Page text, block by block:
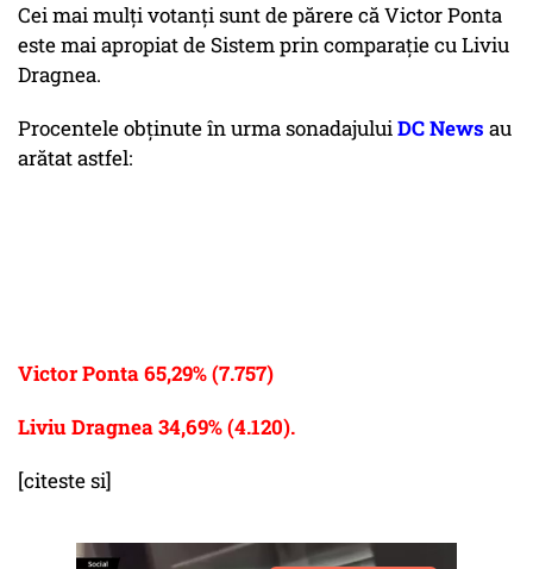
Cei mai mulți votanți sunt de părere că Victor Ponta
este mai apropiat de Sistem prin comparație cu Liviu
Dragnea.
Procentele obținute în urma sonadajuluiDC News au
arătat astfel:
Victor Ponta 65,29% (7.757)
Liviu Dragnea 34,69% (4.120).
[citeste si]